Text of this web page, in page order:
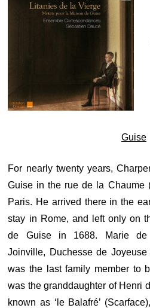
Guise
For nearly twenty years,
Guise in the rue de la Chaume
Paris. He arrived there in the
stay in Rome, and left only on
de Guise in 1688. Marie de
Joinville, Duchesse de
was the last family member to
was the granddaughter of Henri
known as ‘le Balafré’